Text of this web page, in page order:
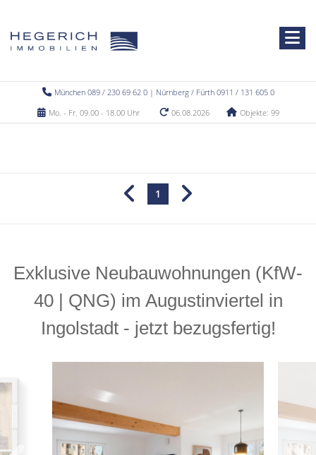
München 089 / 230 69 62 0 | Nürnberg / Fürth 0911 / 131 605 0
Mo. - Fr. 09.00 - 18.00 Uhr
06.08.2026 Objekte: 99
1
Exklusive Neubauwohnungen (KfW-
40 | QNG) im Augustinviertel in
Ingolstadt - jetzt bezugsfertig!